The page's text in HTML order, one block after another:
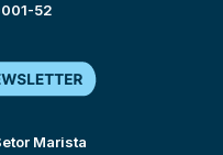
52
Marista